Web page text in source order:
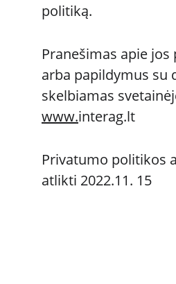
politiką.
Pranešimas apie
arba papildymus su
skelbiamas
www.interag.lt
Privatumo politikos
atlikti 2022.11. 15